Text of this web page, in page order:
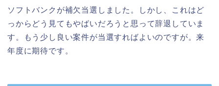
ソフトバンクが補欠当選しました。しかし、これはど
っからどう見てもやばいだろうと思って辞退していま
す。もう少し良い案件が当選すればよいのですが。来
年度に期待です。